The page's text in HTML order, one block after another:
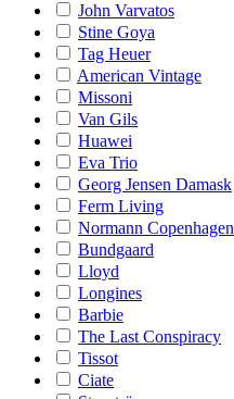
John Varvatos
Stine Goya
Tag Heuer
American Vintage
Missoni
Van Gils
Huawei
Eva Trio
Georg Jensen Damask
Ferm Living
Normann Copenhagen
Bundgaard
Lloyd
Longines
Barbie
The Last Conspiracy
Tissot
Ciate